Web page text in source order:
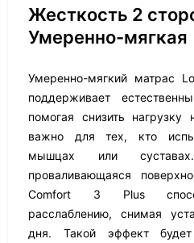
Жесткость 2
Умеренно-мягкая
Умеренно-мягкий матрас
поддерживает
помогая снизить
важно для тех, кто
мышцах или
проваливающаяся
Comfort 3 Plus
расслаблению, снимая
дня. Такой эффект